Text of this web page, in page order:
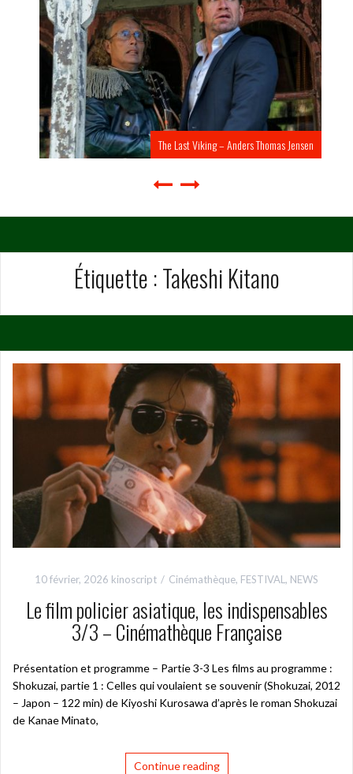
The Last Viking – Anders Thomas Jensen
Étiquette :Takeshi Kitano
10 février, 2026 kinoscript Cinémathèque, FESTIVAL , NEWS
Le film policier asiatique, les indispensables
3/3 – Cinémathèque Française
Présentation et programme – Partie 3-3 Les films au programme :
Shokuzai, partie 1 : Celles qui voulaient se souvenir (Shokuzai, 2012
– Japon – 122 min) de Kiyoshi Kurosawa d’après le roman Shokuzai
de Kanae Minato,
Continue reading